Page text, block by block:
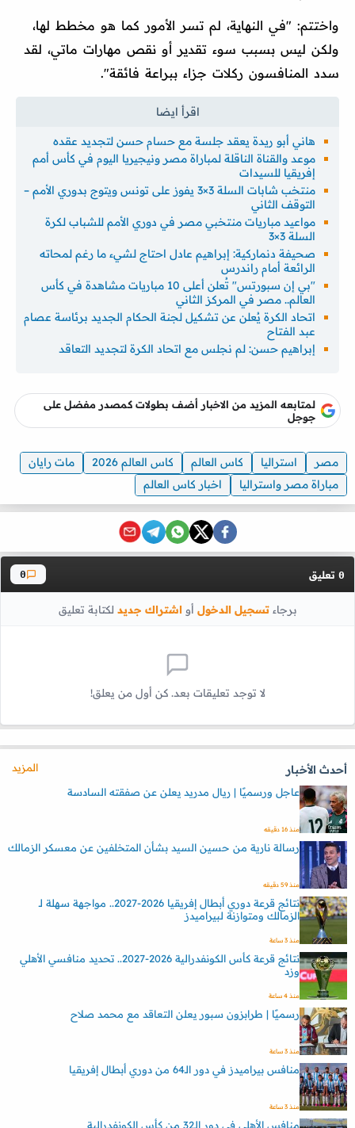
واختتم: "في النهاية، لم تسر الأمور كما هو مخطط لها،
ولكن ليس بسبب سوء تقدير أو نقص مهارات ماتي، لقد
سدد المنافسون ركلات جزاء ببراعة فائقة".
هاني أبو ريدة يعقد جلسة مع حسام حسن لتجديد عقده
موعد والقناة الناقلة لمباراة مصر ونيجيريا اليوم في كأس أمم
إفريقيا للسيدات
منتخب شابات السلة 3×3 يفوز على تونس ويتوج بدوري الأمم –
التوقف الثاني
مواعيد مباريات منتخبي مصر في دوري الأمم للشباب لكرة
السلة 3×3
صحيفة دنماركية: إبراهيم عادل احتاج لشيء ما رغم لمحاته
الرائعة أمام راندرس
"بي إن سبورتس" تُعلن أعلى 10 مباريات مشاهدة في كأس
العالم.. مصر في المركز الثاني
اتحاد الكرة يُعلن عن تشكيل لجنة الحكام الجديد برئاسة عصام
عبد الفتاح
إبراهيم حسن: لم نجلس مع اتحاد الكرة لتجديد التعاقد
لمتابعه المزيد من الاخبار أضف بطولات كمصدر مفضل على
جوجل
مصر استراليا كاس العالم كاس العالم 2026
مات رايان
مباراة مصر واستراليا
اخبار كاس العالم
0 تعليق 0
برجاءتسجيل الدخول أواشتراك جديد لكتابة تعليق
لا توجد تعليقات بعد. كن أول من يعلق!
أحدث الأخبار
المزيد
عاجل ورسميًا | ريال مدريد يعلن عن صفقته السادسة
منذ 16 دقيقه
رسالة نارية من حسين السيد بشأن المتخلفين عن معسكر الزمالك
منذ 59 دقيقه
نتائج قرعة دوري أبطال إفريقيا 2026-2027.. مواجهة سهلة لـ
الزمالك ومتوازنة لبيراميدز
منذ 3 ساعة
نتائج قرعة كأس الكونفدرالية 2026-2027.. تحديد منافسي الأهلي
وزد
منذ 4 ساعة
رسميًا | طرابزون سبور يعلن التعاقد مع محمد صلاح
منذ 3 ساعة
منافس بيراميدز في دور الـ64 من دوري أبطال إفريقيا
منذ 3 ساعة
منافس الأهلي في دور الـ32 من كأس الكونفدرالية